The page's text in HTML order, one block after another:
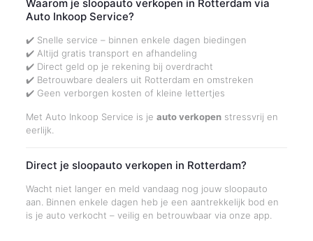
Waarom je sloopauto verkopen in Rotterdam via
Auto Inkoop Service?
✔️ Snelle service – binnen enkele dagen biedingen
✔️ Altijd gratis transport en afhandeling
✔️ Direct geld op je rekening bij overdracht
✔️ Betrouwbare dealers uit Rotterdam en omstreken
✔️ Geen verborgen kosten of kleine lettertjes
Met Auto Inkoop Service is je auto verkopenstressvrij en
eerlijk.
Direct je sloopauto verkopen in Rotterdam?
Wacht niet langer en meld vandaag nog jouw sloopauto
aan. Binnen enkele dagen heb je een aantrekkelijk bod en
is je auto verkocht – veilig en betrouwbaar via onze app.